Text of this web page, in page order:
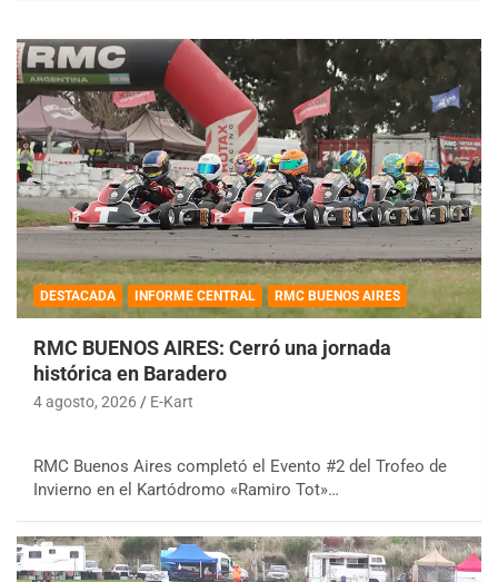
DESTACADA INFORME CENTRAL RMC BUENOS AIRES
RMC BUENOS AIRES: Cerró una jornada
histórica en Baradero
4 agosto, 2026 E-Kart
RMC Buenos Aires completó el Evento #2 del Trofeo de
Invierno en el Kartódromo «Ramiro Tot»…